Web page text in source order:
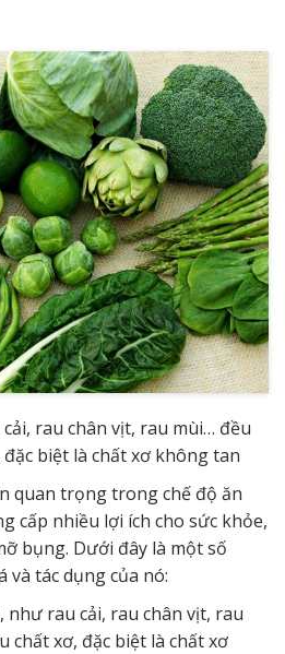
rau chân vịt, rau mùi… đều
biệt là chất xơ không tan
quan trọng trong chế độ ăn
cấp nhiều lợi ích cho sức khỏe,
bụng. Dưới đây là một số
tác dụng của nó:
như rau cải, rau chân vịt, rau
chất xơ, đặc biệt là chất xơ